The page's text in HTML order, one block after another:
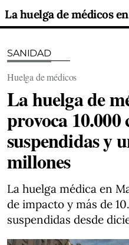
SANIDAD
Huelga de médicos
La huelga de
provoca 10.000
suspendidas y
millones
La huelga médica en
de impacto y más de
suspendidas desde